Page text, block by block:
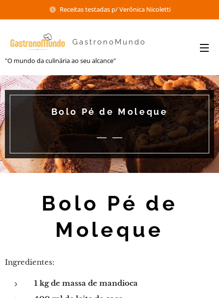
Receitas testadas p/ Verônica Nicoletti
GastronoMundo
"O mundo da culinária ao seu alcance"
Bolo Pé de Moleque
Bolo Pé de
Moleque
Ingredientes:
1 kg de massa de mandioca